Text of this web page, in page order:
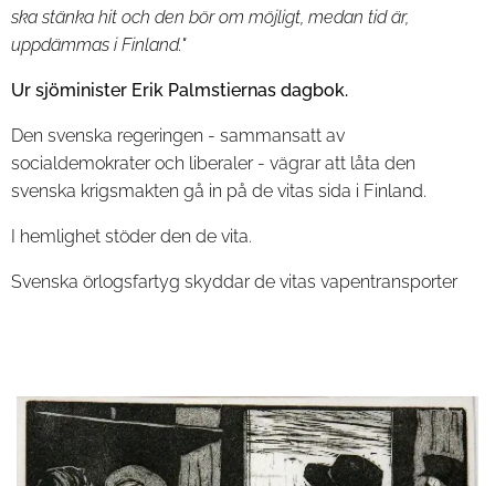
ska stänka hit och den bör om möjligt, medan tid är,
uppdämmas i Finland."
Ur sjöminister Erik Palmstiernas dagbok.
Den svenska regeringen - sammansatt av
socialdemokrater och liberaler - vägrar att låta den
svenska krigsmakten gå in på de vitas sida i Finland.
I hemlighet stöder den de vita.
Svenska örlogsfartyg skyddar de vitas vapentransporter